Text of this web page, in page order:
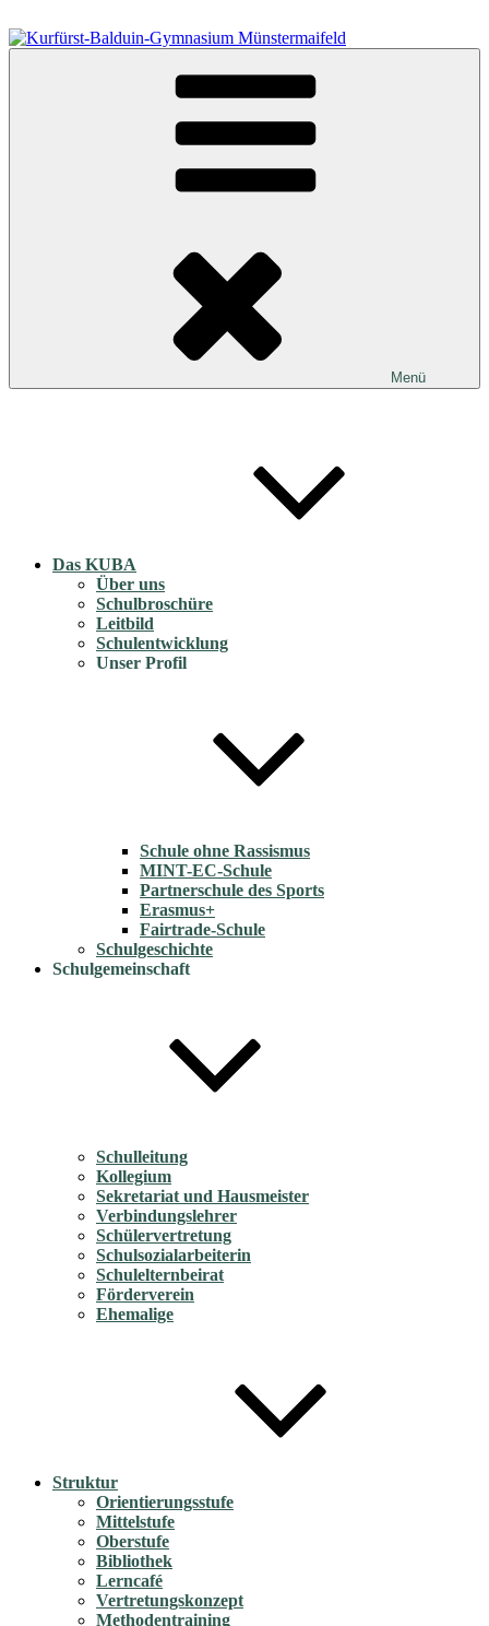
Inhalt
springen
Kurfürst-Balduin-Gymnasium Münstermaifeld
Menü
Das KUBA
Über uns
Schulbroschüre
Leitbild
Schulentwicklung
Unser Profil
Schule ohne Rassismus
MINT-EC-Schule
Partnerschule des Sports
Erasmus+
Fairtrade-Schule
Schulgeschichte
Schulgemeinschaft
Schulleitung
Kollegium
Sekretariat und Hausmeister
Verbindungslehrer
Schülervertretung
Schulsozialarbeiterin
Schulelternbeirat
Förderverein
Ehemalige
Struktur
Orientierungsstufe
Mittelstufe
Oberstufe
Bibliothek
Lerncafé
Vertretungskonzept
Methodentraining